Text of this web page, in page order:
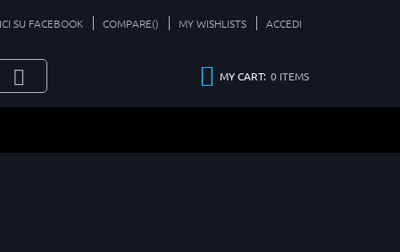
SU FACEBOOK COMPARE() MY WISHLISTS ACCEDI
MY CART: 0 ITEMS